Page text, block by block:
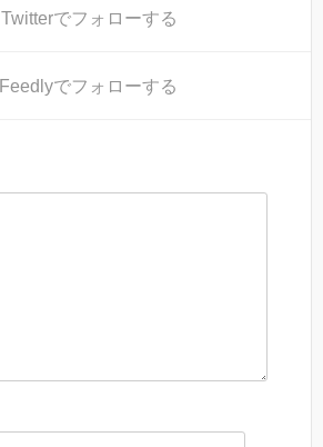
Twitterでフォローする
Feedlyでフォローする